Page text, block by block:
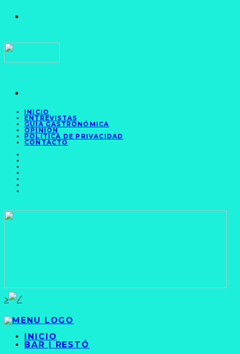
INICIO
ENTREVISTAS
GUÍA GASTRONÓMICA
OPINIÓN
POLÍTICA DE PRIVACIDAD
CONTACTO
>
INICIO
BAR | RESTÓ